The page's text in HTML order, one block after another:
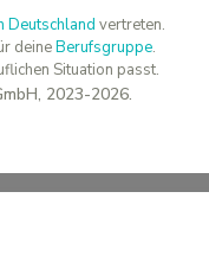
Deutschland vertreten.
deineBerufsgruppe.
Situation passt.
2023-2026.